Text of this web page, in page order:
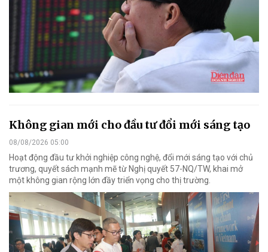
Không gian mới cho đầu tư đổi mới sáng tạo
08/08/2026 05:00
Hoạt động đầu tư khởi nghiệp công nghệ, đổi mới sáng tạo với chủ
trương, quyết sách mạnh mẽ từ Nghị quyết 57-NQ/TW, khai mở
một không gian rộng lớn đầy triển vọng cho thị trường.